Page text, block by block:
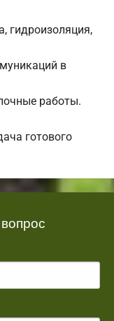
гидроизоляция,
в
работы.
готового